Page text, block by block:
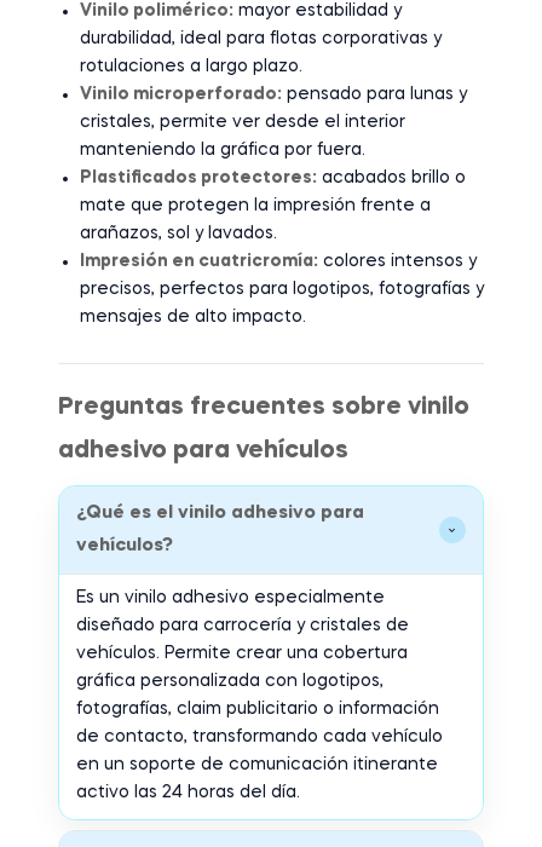
Vinilo polimérico: mayor estabilidad y
durabilidad, ideal para flotas corporativas y
rotulaciones a largo plazo.
Vinilo microperforado: pensado para lunas y
cristales, permite ver desde el interior
manteniendo la gráfica por fuera.
Plastificados protectores: acabados brillo o
mate que protegen la impresión frente a
arañazos, sol y lavados.
Impresión en cuatricromía: colores intensos y
precisos, perfectos para logotipos, fotografías y
mensajes de alto impacto.
Preguntas frecuentes sobre vinilo
adhesivo para vehículos
¿Qué es el vinilo adhesivo para
vehículos?
›
Es un vinilo adhesivo especialmente
diseñado para carrocería y cristales de
vehículos. Permite crear una cobertura
gráfica personalizada con logotipos,
fotografías, claim publicitario o información
de contacto, transformando cada vehículo
en un soporte de comunicación itinerante
activo las 24 horas del día.